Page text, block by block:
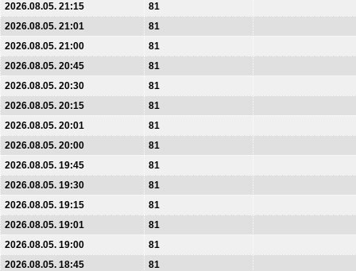
2026.08.05. 21:15
81
2026.08.05. 21:01
81
2026.08.05. 21:00
81
2026.08.05. 20:45
81
2026.08.05. 20:30
81
2026.08.05. 20:15
81
2026.08.05. 20:01
81
2026.08.05. 20:00
81
2026.08.05. 19:45
81
2026.08.05. 19:30
81
2026.08.05. 19:15
81
2026.08.05. 19:01
81
2026.08.05. 19:00
81
2026.08.05. 18:45
81